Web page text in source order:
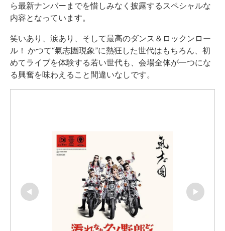
ら最新ナンバーまでを惜しみなく披露するスペシャルな
内容となっています。
笑いあり、涙あり、そして最高のダンス＆ロックンロー
ル！ かつて“氣志團現象”に熱狂した世代はもちろん、初
めてライブを体験する若い世代も、会場全体が一つにな
る興奮を味わえること間違いなしです。